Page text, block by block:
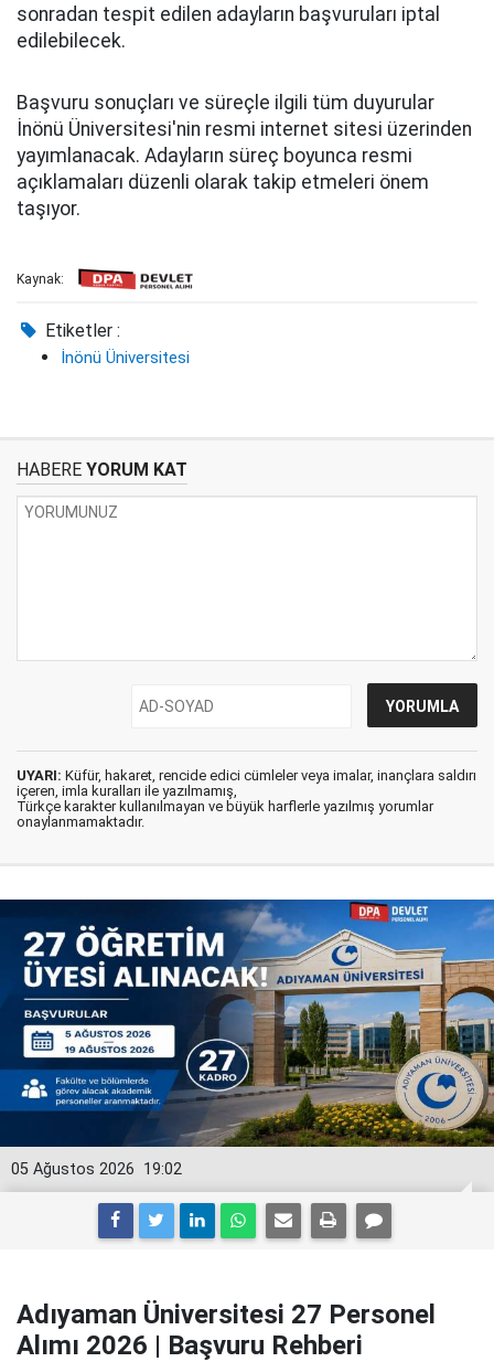
sonradan tespit edilen adayların başvuruları iptal
edilebilecek.
Başvuru sonuçları ve süreçle ilgili tüm duyurular
İnönü Üniversitesi'nin resmi internet sitesi üzerinden
yayımlanacak. Adayların süreç boyunca resmi
açıklamaları düzenli olarak takip etmeleri önem
taşıyor.
Kaynak:
Etiketler :
İnönü Üniversitesi
HABERE YORUM KAT
UYARI: Küfür, hakaret, rencide edici cümleler veya imalar, inançlara saldırı
içeren, imla kuralları ile yazılmamış,
Türkçe karakter kullanılmayan ve büyük harflerle yazılmış yorumlar
onaylanmamaktadır.
19:02
05 Ağustos 2026
Adıyaman Üniversitesi 27 Personel
Alımı 2026 | Başvuru Rehberi